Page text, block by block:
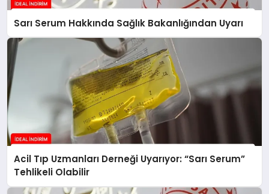
Sarı Serum Hakkında Sağlık Bakanlığından Uyarı
Acil Tıp Uzmanları Derneği Uyarıyor: “Sarı Serum”
Tehlikeli Olabilir